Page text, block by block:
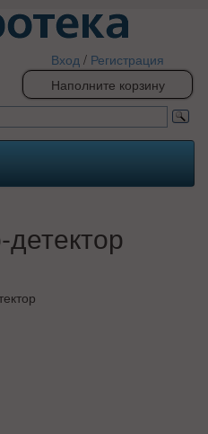
Вход / Регистрация
Наполните корзину